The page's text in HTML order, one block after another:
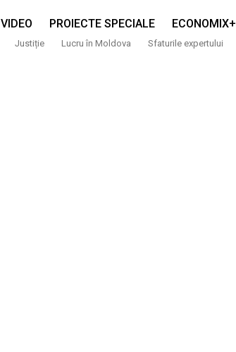
VIDEO PROIECTE SPECIALE ECONOMIX+
Justiție Lucru în Moldova Sfaturile expertului